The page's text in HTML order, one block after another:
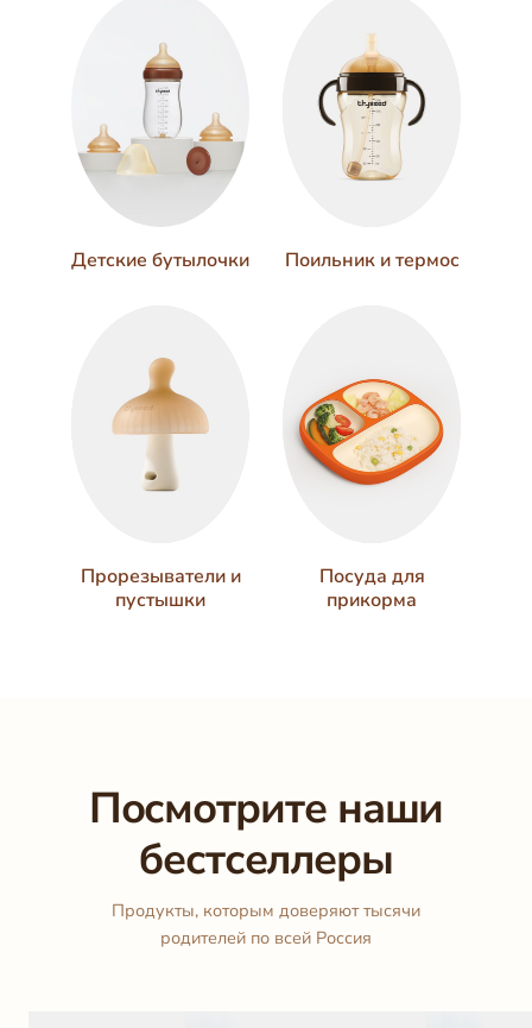
Детские бутылочки Поильник и термос
Прорезыватели и
пустышки
Посуда для
прикорма
Посмотрите наши
бестселлеры
Продукты, которым доверяют тысячи
родителей по всей Россия